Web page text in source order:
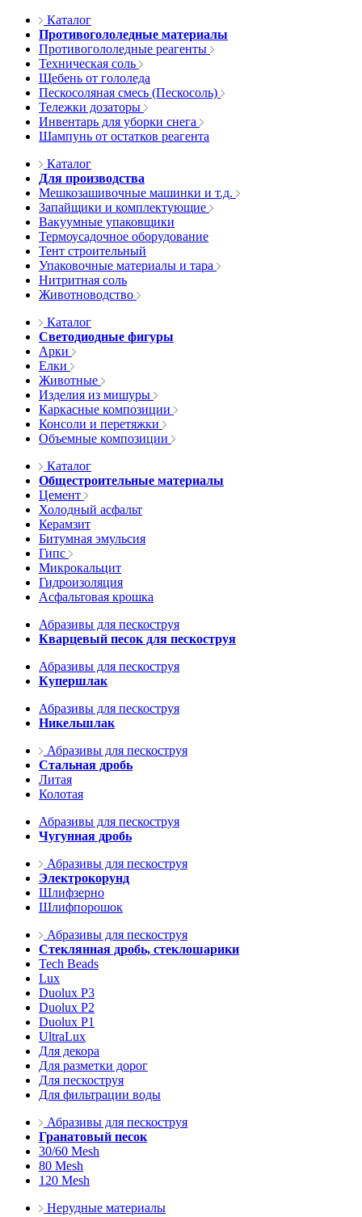
Каталог
Противогололедные материалы
Противогололедные реагенты
Техническая соль
Щебень от гололеда
Пескосоляная смесь (Пескосоль)
Тележки дозаторы
Инвентарь для уборки снега
Шампунь от остатков реагента
Каталог
Для производства
Мешкозашивочные машинки и т.д.
Запайщики и комплектующие
Вакуумные упаковщики
Термоусадочное оборудование
Тент строительный
Упаковочные материалы и тара
Нитритная соль
Животноводство
Каталог
Светодиодные фигуры
Арки
Елки
Животные
Изделия из мишуры
Каркасные композиции
Консоли и перетяжки
Объемные композиции
Каталог
Общестроительные материалы
Цемент
Холодный асфальт
Керамзит
Битумная эмульсия
Гипс
Микрокальцит
Гидроизоляция
Асфальтовая крошка
Абразивы для пескоструя
Кварцевый песок для пескоструя
Абразивы для пескоструя
Купершлак
Абразивы для пескоструя
Никельшлак
Абразивы для пескоструя
Стальная дробь
Литая
Колотая
Абразивы для пескоструя
Чугунная дробь
Абразивы для пескоструя
Электрокорунд
Шлифзерно
Шлифпорошок
Абразивы для пескоструя
Стеклянная дробь, стеклошарики
Tech Beads
Lux
Duolux P3
Duolux P2
Duolux P1
UltraLux
Для декора
Для разметки дорог
Для пескоструя
Для фильтрации воды
Абразивы для пескоструя
Гранатовый песок
30/60 Mesh
80 Mesh
120 Mesh
Нерудные материалы